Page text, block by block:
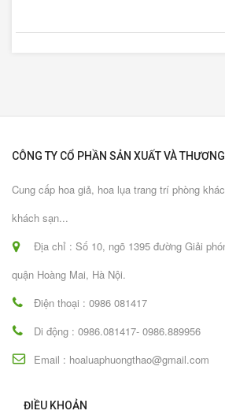
CÔNG TY CỔ PHẦN SẢN XUẤT VÀ
Cung cấp hoa giả, hoa lụa trang trí phòng
khách sạn...
Địa chỉ : Số 10, ngõ 1395 đường Giải
quận Hoàng Mai, Hà Nội.
Điện thoại : 0986 081417
Di động : 0986.081417- 0986.889956
Email : hoaluaphuongthao@gmail.com
ĐIỀU KHOẢN